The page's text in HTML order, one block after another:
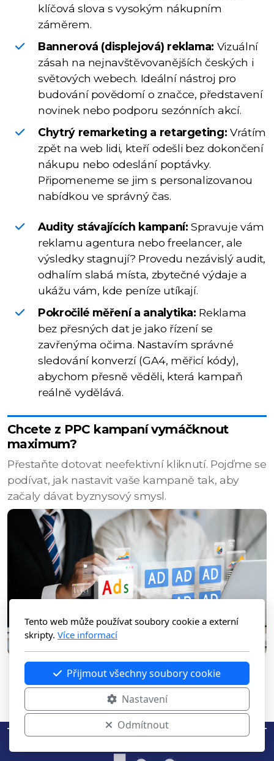
klíčová slova s vysokým nákupním
záměrem.
Bannerová (displejová) reklama: Vizuální
zásah na nejnavštěvovanějších českých i
světových webech. Ideální nástroj pro
budování povědomí o značce, představení
novinek nebo podporu sezónních akcí.
Chytrý remarketing a retargeting: Vrátím
zpět na web lidi, kteří odešli bez dokončení
nákupu nebo odeslání poptávky.
Připomeneme se jim s personalizovanou
nabídkou ve správný čas.
Audity stávajících kampaní: Spravuje vám
reklamu agentura nebo freelancer, ale
výsledky stagnují? Provedu nezávislý audit,
odhalím slabá místa, zbytečné výdaje a
ukážu vám, kde peníze utíkají.
Pokročilé měření a analytika: Reklama
bez přesných dat je jako řízení se
zavřenýma očima. Nastavím správné
sledování konverzí (GA4, měřicí kódy),
abychom přesně věděli, která kampaň
reálně vydělává.
Chcete z PPC kampaní vymáčknout
maximum?
Přestaňte dotovat neefektivní kliknutí. Pojďme se
podívat, jak nastavit vaše kampaně tak, aby
začaly dávat byznysový smysl.
Tento web může používat soubory cookie a externí
skripty. Více informací
Přijmout všechny soubory cookie
Nastavení
Odmítnout